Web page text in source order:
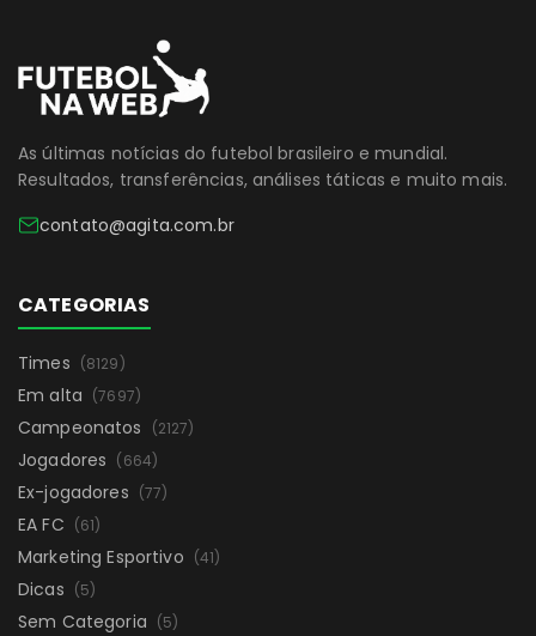
As últimas notícias do futebol brasileiro e mundial.
Resultados, transferências, análises táticas e muito mais.
contato@agita.com.br
CATEGORIAS
Times (8129)
Em alta (7697)
Campeonatos (2127)
Jogadores (664)
Ex-jogadores (77)
EA FC (61)
Marketing Esportivo (41)
Dicas (5)
Sem Categoria (5)